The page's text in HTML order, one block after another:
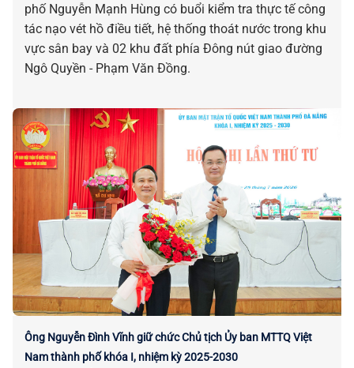
phố Nguyễn Mạnh Hùng có buổi kiểm tra thực tế công
tác nạo vét hồ điều tiết, hệ thống thoát nước trong khu
vực sân bay và 02 khu đất phía Đông nút giao đường
Ngô Quyền - Phạm Văn Đồng.
Ông Nguyễn Đình Vĩnh giữ chức Chủ tịch Ủy ban MTTQ Việt
Nam thành phố khóa I, nhiệm kỳ 2025-2030